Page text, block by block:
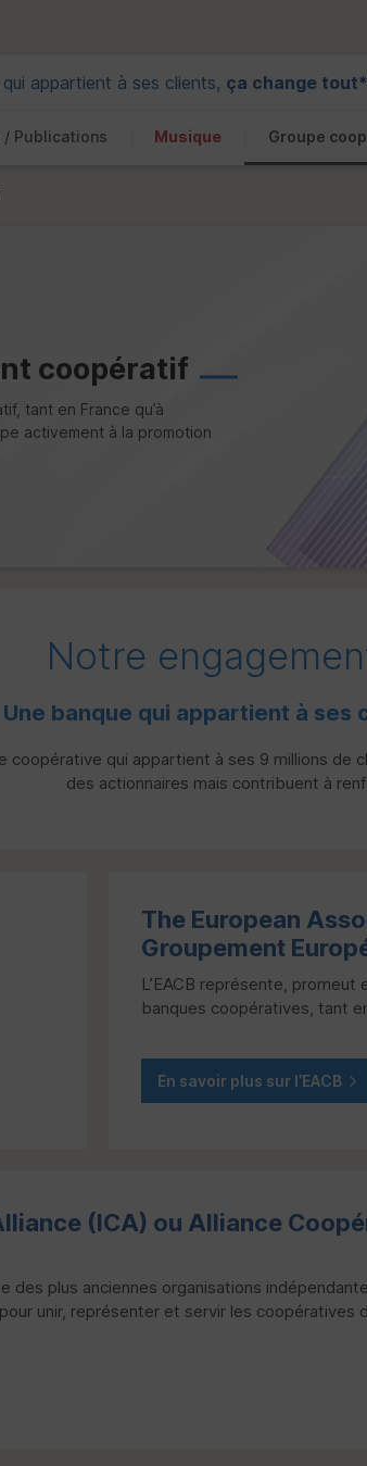
appartient à ses clients, ça change tout*
/ Publications Musique Groupe
coopératif
tant en France qu’à
activement à la promotion
Notre
Une banque qui appartient à ses
coopérative qui appartient à ses 9 millions
des actionnaires mais contribuent à
The European
Groupement
L’EACB représente, promeut
banques coopératives, tant
En savoir plus sur l’EACB
(ICA) ou Alliance
des plus anciennes organisations
unir, représenter et servir les coopératives